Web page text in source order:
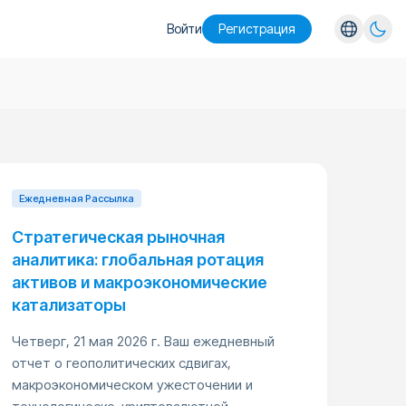
Войти Pегистрация
Ежедневная Pассылка
Стратегическая рыночная
аналитика: глобальная ротация
активов и макроэкономические
катализаторы
Четверг, 21 мая 2026 г. Ваш ежедневный
отчет о геополитических сдвигах,
макроэкономическом ужесточении и